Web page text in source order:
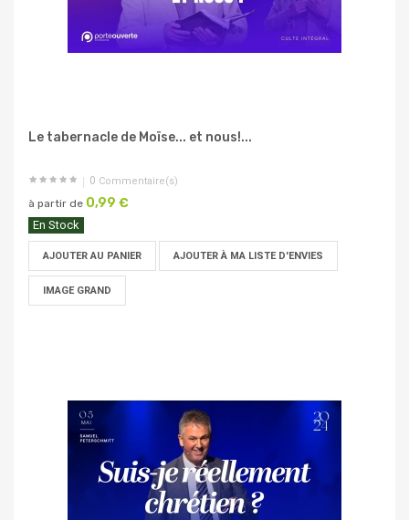
Le tabernacle de Moïse... et nous!...
0 Commentaire(s)
à partir de 0,99 €
En Stock
AJOUTER AU PANIER AJOUTER À MA LISTE D'ENVIES
IMAGE GRAND